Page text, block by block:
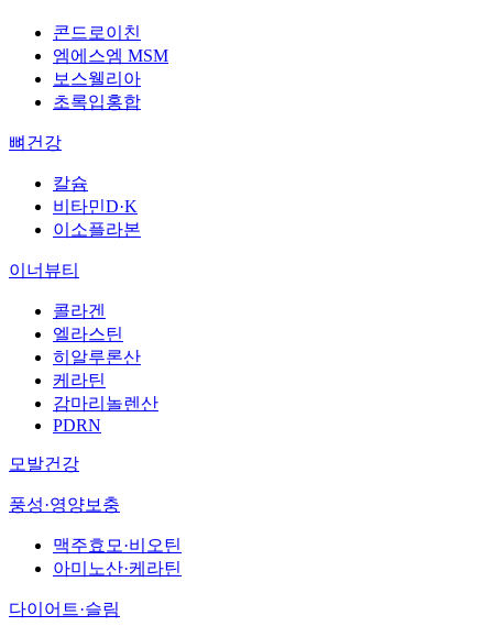
콘드로이친
엠에스엠 MSM
보스웰리아
초록입홍합
뼈건강
칼슘
비타민D·K
이소플라본
이너뷰티
콜라겐
엘라스틴
히알루론산
케라틴
감마리놀렌산
PDRN
모발건강
풍성·영양보충
맥주효모·비오틴
아미노산·케라틴
다이어트·슬림